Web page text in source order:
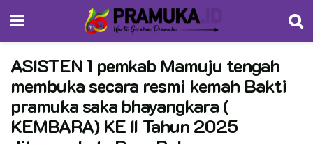
ASISTEN 1 pemkab Mamuju tengah
membuka secara resmi kemah Bakti
pramuka saka bhayangkara (
KEMBARA) KE II Tahun 2025